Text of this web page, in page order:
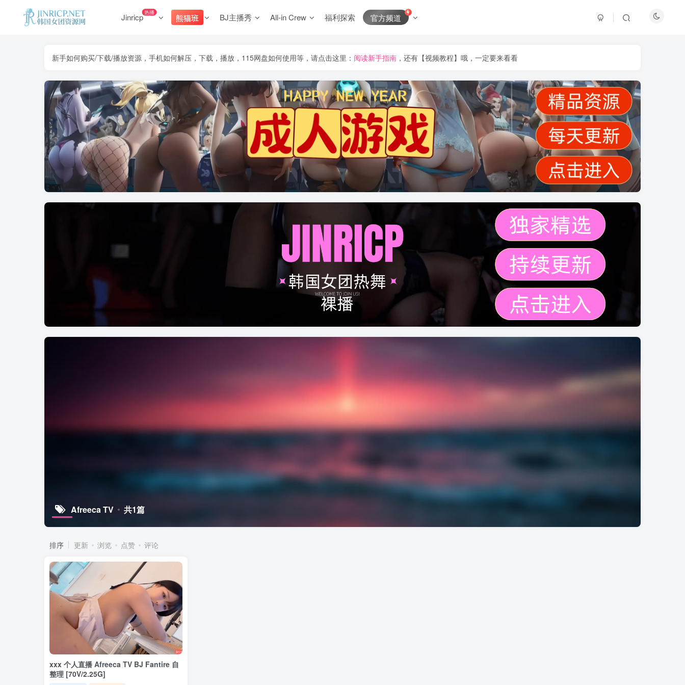
Jinricp热播
熊猫班 BJ主播秀 All-in Crew 福利探索 官方频道
新手如何购买/下载/播放资源，手机如何解压，下载，播放，115网盘如何使用等，请点击这里： 阅读新手指南 ，还有【视频教程】哦，一定要来看看
Afreeca TV 共1篇
排序 更新 浏览 点赞 评论
xxx 个人直播 Afreeca TV BJ Fantire 自
整理 [70V/2.25G]